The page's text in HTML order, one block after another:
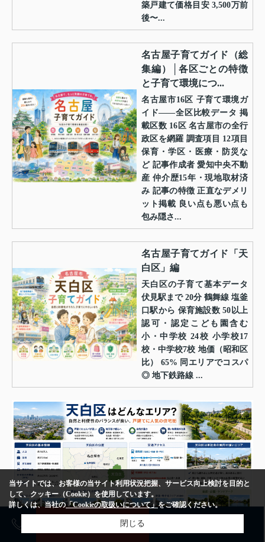
築戸建て価格目安 3,500万前
後〜...
名古屋子育てガイド（総
集編）│各区ごとの特徴
と子育て環境につ...
名古屋市16区 子育て環境ガ
イド——全区比較データ 掲
載区数 16区 名古屋市の全行
政区を網羅 調査項目 12項目
保育・学区・医療・防災な
ど 記事作成者 愛知中央不動
産 仲介歴15年・現地取材済
み 記事の特徴 正直なデメリ
ット掲載 良い点も悪い点も
包み隠さ...
名古屋子育てガイド「天
白区」編
天白区の子育て基本データ
伏見駅まで 20分 鶴舞線 塩釜
口駅から 保育施設数 50以上
認可・認定こども園含む
小・中学校 24校 小学校17
校・中学校7校 地価（昭和区
比） 65% 同エリアでコスパ
◎ 地下鉄路線 ...
当サイトでは、お客様の当サイト利用状況把握、サービス向上検討を目的と
して、クッキー（Cookie）を使用しています。
詳しくは、当社の「Cookieの取扱いについて」をご確認ください。
閉じる